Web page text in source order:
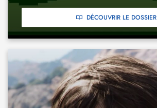
DÉCOUVRIR LE DOSSIER